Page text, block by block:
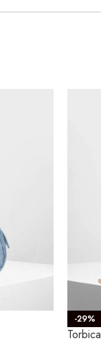
-29%
Torbica